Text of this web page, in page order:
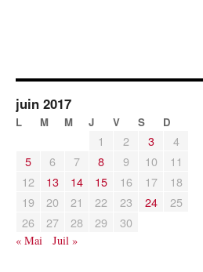
juin 2017
L M M J V S D
1 2 3
4
5
6 7 8 9 10
11
12
13 14 15 16 17
18
19
20 21 22 23 24
25
26
27 28 29 30
« Mai Juil »